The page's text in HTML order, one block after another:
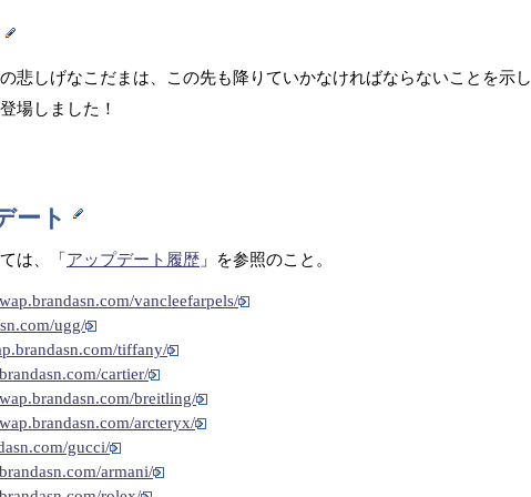
悲しげなこだまは、この先も降りていかなければならないことを示し
場しました！
ート
は、「 アップデート履歴 」を参照のこと。
vancleefarpels/
ugg/
tiffany/
cartier/
breitling/
arcteryx/
gucci/
armani/